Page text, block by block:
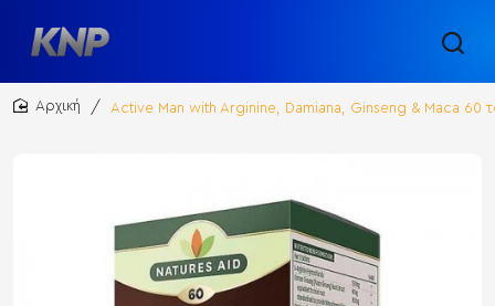
Active Man with Arginine, Damiana, Ginseng & Maca 60